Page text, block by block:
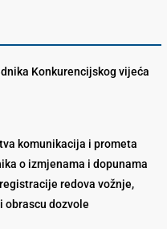
Konkurencijskog vijeća
komunikacija i prometa
o izmjenama i dopunama
redova vožnje,
obrascu dozvole